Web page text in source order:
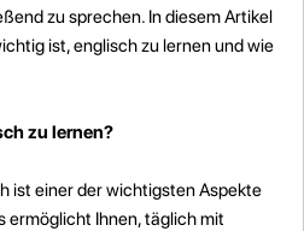
zu sprechen. In diesem Artikel
ist, englisch zu lernen und wie
zu lernen?
ist einer der wichtigsten Aspekte
ermöglicht Ihnen, täglich mit